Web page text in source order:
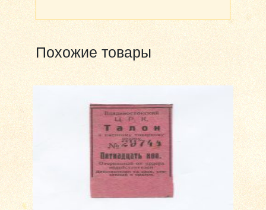
Похожие товары